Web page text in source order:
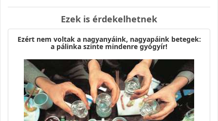
Ezek is érdekelhetnek
Ezért nem voltak a nagyanyáink, nagyapáink betegek:
a pálinka szinte mindenre gyógyír!